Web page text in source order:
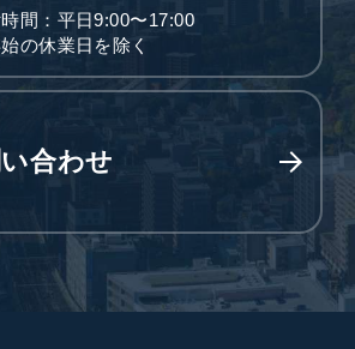
間：平日9:00〜17:00
の休業日を除く
合わせ